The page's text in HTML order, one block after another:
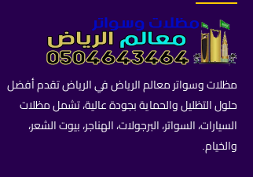
مظلات وسواتر معالم الرياض في الرياض تقدم أفضل
حلول التظليل والحماية بجودة عالية، تشمل مظلات
السيارات، السواتر، البرجولات، الهناجر، بيوت الشعر،
والخيام.